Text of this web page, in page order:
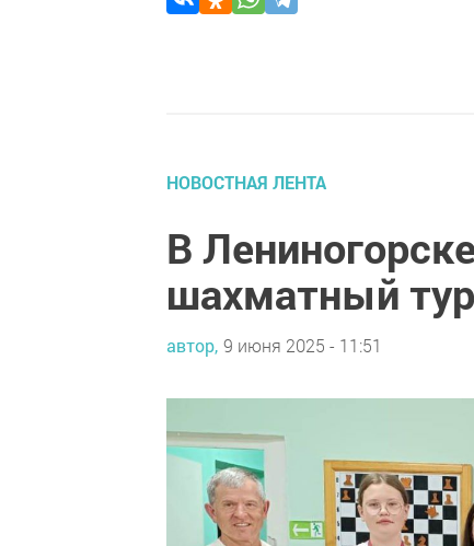
НОВОСТНАЯ ЛЕНТА
В
шахматный
автор, 9 июня 2025 - 11:51